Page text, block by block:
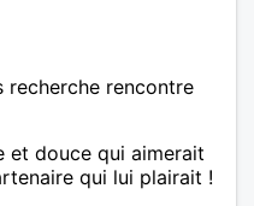
recherche rencontre
et douce qui aimerait
qui lui plairait !